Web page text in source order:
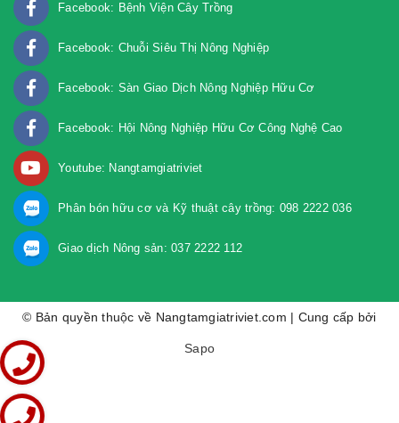
Facebook: Bệnh Viện Cây Trồng
Facebook: Chuỗi Siêu Thị Nông Nghiệp
Facebook: Sàn Giao Dịch Nông Nghiệp Hữu Cơ
Facebook: Hội Nông Nghiệp Hữu Cơ Công Nghệ Cao
Youtube: Nangtamgiatriviet
Phân bón hữu cơ và Kỹ thuật cây trồng: 098 2222 036
Giao dịch Nông sản: 037 2222 112
© Bản quyền thuộc về Nangtamgiatriviet.com | Cung cấp bởi
Sapo